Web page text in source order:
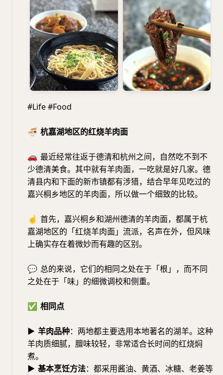
#Life #Food
🍜 杭嘉湖地区的红烧羊肉面
🚗 最近经常往返于德清和杭州之间，自然吃不到不
少德清美食。其中就有羊肉面，一吃就是好几家。德
清县内和下面的新市镇都有涉猎，结合早年见吃过的
嘉兴桐乡地区的羊肉面，所以做一个细致的比较。
☝️ 首先，嘉兴桐乡和湖州德清的羊肉面，都属于杭
嘉湖地区的「红烧羊肉面」流派，名声在外，但风味
上确实存在着微妙而有趣的区别。
💬 总的来说，它们的相同之处在于「根」，而不同
之处在于「味」的细微调校和侧重。
✅ 相同点
▶ 羊肉品种：两地都主要选用本地著名的湖羊。这种
羊肉质细腻，膻味较轻，非常适合长时间的红烧焖
煮。
▶ 基本烹饪方法：都采用酱油、黄酒、冰糖、老姜等